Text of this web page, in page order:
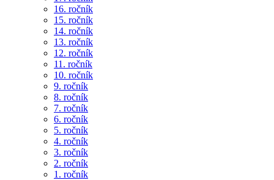
16. ročník
15. ročník
14. ročník
13. ročník
12. ročník
11. ročník
10. ročník
9. ročník
8. ročník
7. ročník
6. ročník
5. ročník
4. ročník
3. ročník
2. ročník
1. ročník